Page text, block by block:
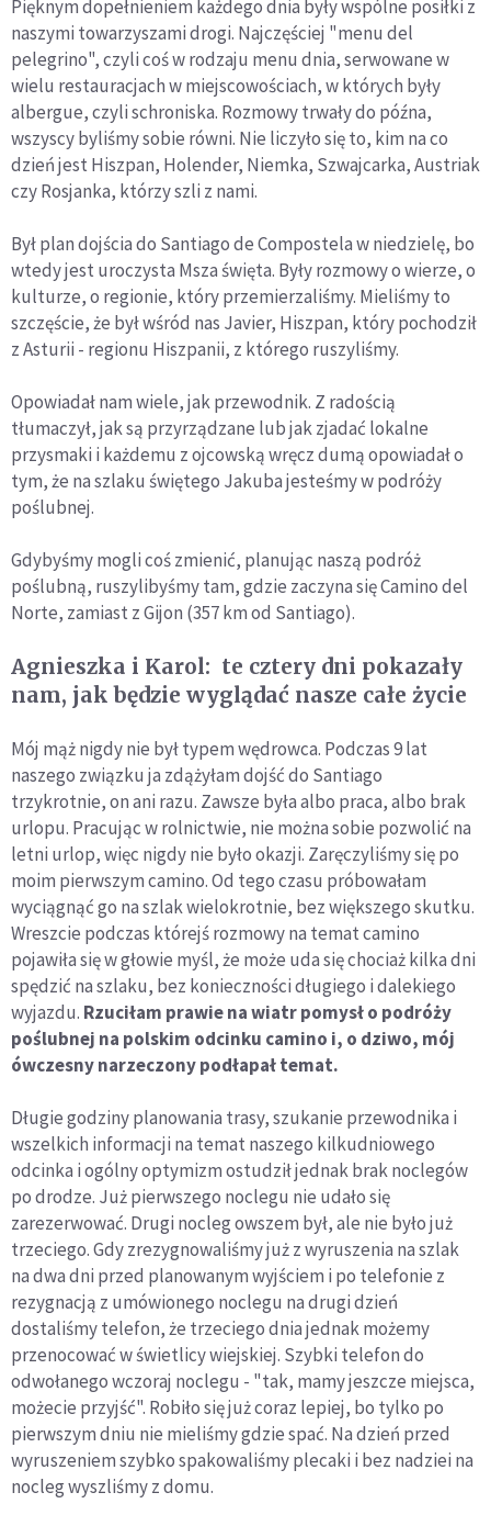
Pięknym dopełnieniem każdego dnia były wspólne posiłki z
naszymi towarzyszami drogi. Najczęściej "menu del
pelegrino", czyli coś w rodzaju menu dnia, serwowane w
wielu restauracjach w miejscowościach, w których były
albergue, czyli schroniska. Rozmowy trwały do późna,
wszyscy byliśmy sobie równi. Nie liczyło się to, kim na co
dzień jest Hiszpan, Holender, Niemka, Szwajcarka, Austriak
czy Rosjanka, którzy szli z nami.
Był plan dojścia do Santiago de Compostela w niedzielę, bo
wtedy jest uroczysta Msza święta. Były rozmowy o wierze, o
kulturze, o regionie, który przemierzaliśmy. Mieliśmy to
szczęście, że był wśród nas Javier, Hiszpan, który pochodził
z Asturii - regionu Hiszpanii, z którego ruszyliśmy.
Opowiadał nam wiele, jak przewodnik. Z radością
tłumaczył, jak są przyrządzane lub jak zjadać lokalne
przysmaki i każdemu z ojcowską wręcz dumą opowiadał o
tym, że na szlaku świętego Jakuba jesteśmy w podróży
poślubnej.
Gdybyśmy mogli coś zmienić, planując naszą podróż
poślubną, ruszylibyśmy tam, gdzie zaczyna się Camino del
Norte, zamiast z Gijon (357 km od Santiago).
Agnieszka i Karol: te cztery dni pokazały
nam, jak będzie wyglądać nasze całe życie
Mój mąż nigdy nie był typem wędrowca. Podczas 9 lat
naszego związku ja zdążyłam dojść do Santiago
trzykrotnie, on ani razu. Zawsze była albo praca, albo brak
urlopu. Pracując w rolnictwie, nie można sobie pozwolić na
letni urlop, więc nigdy nie było okazji. Zaręczyliśmy się po
moim pierwszym camino. Od tego czasu próbowałam
wyciągnąć go na szlak wielokrotnie, bez większego skutku.
Wreszcie podczas którejś rozmowy na temat camino
pojawiła się w głowie myśl, że może uda się chociaż kilka dni
spędzić na szlaku, bez konieczności długiego i dalekiego
wyjazdu. Rzuciłam prawie na wiatr pomysł o podróży
poślubnej na polskim odcinku camino i, o dziwo, mój
ówczesny narzeczony podłapał temat.
Długie godziny planowania trasy, szukanie przewodnika i
wszelkich informacji na temat naszego kilkudniowego
odcinka i ogólny optymizm ostudził jednak brak noclegów
po drodze. Już pierwszego noclegu nie udało się
zarezerwować. Drugi nocleg owszem był, ale nie było już
trzeciego. Gdy zrezygnowaliśmy już z wyruszenia na szlak
na dwa dni przed planowanym wyjściem i po telefonie z
rezygnacją z umówionego noclegu na drugi dzień
dostaliśmy telefon, że trzeciego dnia jednak możemy
przenocować w świetlicy wiejskiej. Szybki telefon do
odwołanego wczoraj noclegu - "tak, mamy jeszcze miejsca,
możecie przyjść". Robiło się już coraz lepiej, bo tylko po
pierwszym dniu nie mieliśmy gdzie spać. Na dzień przed
wyruszeniem szybko spakowaliśmy plecaki i bez nadziei na
nocleg wyszliśmy z domu.